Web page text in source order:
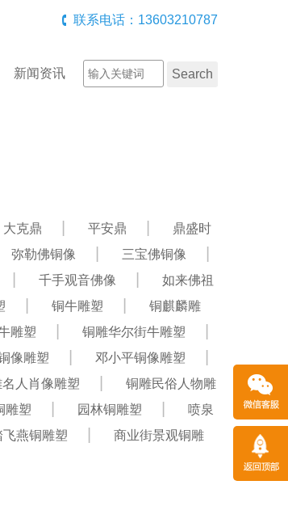
联系电话：13603210787
新闻资讯
大克鼎 平安鼎
鼎盛时
弥勒佛铜像
三宝佛铜像
千手观音佛像
如来佛祖
铜牛雕塑
铜麒麟雕
雕塑
铜雕华尔街牛雕塑
像雕塑
邓小平铜像雕塑
人肖像雕塑
铜雕民俗人物雕
雕塑 园林铜雕塑
喷泉
飞燕铜雕塑
商业街景观铜雕